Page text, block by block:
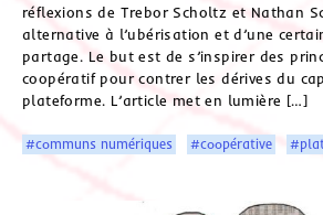
réflexions de Trebor Scholtz et Nathan
alternative à l’ubérisation et d’une
partage. Le but est de s’inspirer des
coopératif pour contrer les dérives du
plateforme. L’article met en lumière […]
#communs numériques #coopérative